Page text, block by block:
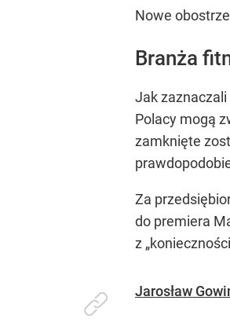
Nowe
Branża
Jak
Polacy mogą
zamknięte
Za
do premiera
z
Jarosław